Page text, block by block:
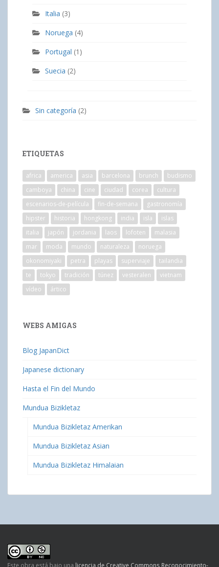
Italia (3)
Noruega (4)
Portugal (1)
Suecia (2)
Sin categoría (2)
ETIQUETAS
africa america asia barcelona brunch
budismo
camboya
china cine ciudad corea
cultura
escenarios-de-película
fin-de-semana
gastronomía
hipster
historia hongkong india isla
islas
italia
japón jordania laos lofoten
malasia
mar
moda mundo naturaleza
noruega
okonomiyaki
petra playas superviaje
tailandia
te
tokyo tradición túnez vesteralen
vietnam
vídeo
ártico
WEBS AMIGAS
Blog JapanDict
Japanese dictionary
Hasta el Fin del Mundo
Mundua Bizikletaz
Mundua Bizikletaz Amerikan
Mundua Bizikletaz Asian
Mundua Bizikletaz Himalaian
Este obra está bajo una licencia de Creative Commons Reconocimiento-